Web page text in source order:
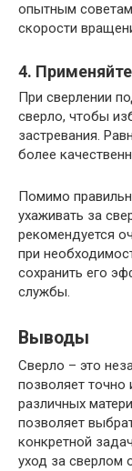
опытным
скорости
4.
При сверлении
сверло, чтобы
застревания.
более
Помимо
ухаживать за
рекомендуется
при
сохранить его
службы.
Выводы
Сверло – это
позволяет точно
различных
позволяет
конкретной
уход за сверлом